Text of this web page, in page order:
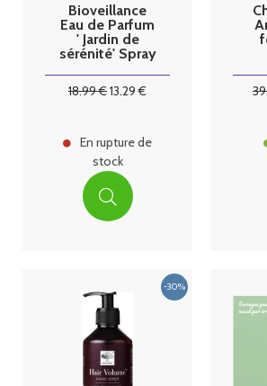
Bioveillance
Eau de Parfum
' Jardin de
sérénité' Spray
18.99€13.29 €
En rupture de
stock
39